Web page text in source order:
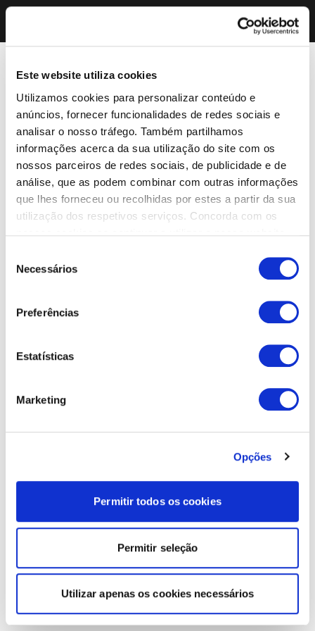
Este website utiliza cookies
Utilizamos cookies para personalizar conteúdo e
anúncios, fornecer funcionalidades de redes sociais e
analisar o nosso tráfego. Também partilhamos
informações acerca da sua utilização do site com os
nossos parceiros de redes sociais, de publicidade e de
análise, que as podem combinar com outras informações
que lhes forneceu ou recolhidas por estes a partir da sua
utilização dos respetivos serviços. Concorda com os
Necessários
Preferências
Estatísticas
Marketing
Opções
Permitir todos os cookies
Permitir seleção
Utilizar apenas os cookies necessários